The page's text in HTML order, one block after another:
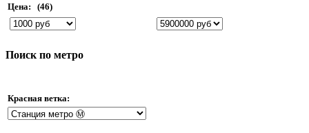
Цена: (46)
Поиск по метро
Красная ветка: